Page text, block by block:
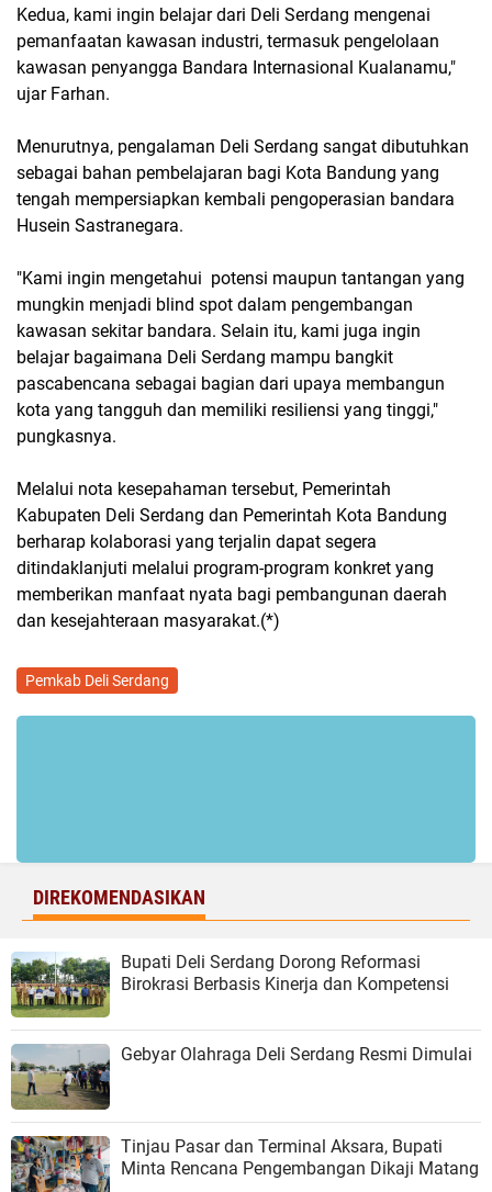
Kedua, kami ingin belajar dari Deli Serdang mengenai
pemanfaatan kawasan industri, termasuk pengelolaan
kawasan penyangga Bandara Internasional Kualanamu,"
ujar Farhan.
Menurutnya, pengalaman Deli Serdang sangat dibutuhkan
sebagai bahan pembelajaran bagi Kota Bandung yang
tengah mempersiapkan kembali pengoperasian bandara
Husein Sastranegara.
"Kami ingin mengetahui potensi maupun tantangan yang
mungkin menjadi blind spot dalam pengembangan
kawasan sekitar bandara. Selain itu, kami juga ingin
belajar bagaimana Deli Serdang mampu bangkit
pascabencana sebagai bagian dari upaya membangun
kota yang tangguh dan memiliki resiliensi yang tinggi,"
pungkasnya.
Melalui nota kesepahaman tersebut, Pemerintah
Kabupaten Deli Serdang dan Pemerintah Kota Bandung
berharap kolaborasi yang terjalin dapat segera
ditindaklanjuti melalui program-program konkret yang
memberikan manfaat nyata bagi pembangunan daerah
dan kesejahteraan masyarakat.(*)
Pemkab Deli Serdang
DIREKOMENDASIKAN
Bupati Deli Serdang Dorong Reformasi
Birokrasi Berbasis Kinerja dan Kompetensi
Gebyar Olahraga Deli Serdang Resmi Dimulai
Tinjau Pasar dan Terminal Aksara, Bupati
Minta Rencana Pengembangan Dikaji Matang